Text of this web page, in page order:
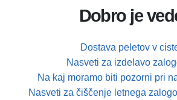
Dobro je
Dostava peletov v
Nasveti za izdelavo
Na kaj moramo biti pozorni pri
Nasveti za čiščenje letnega